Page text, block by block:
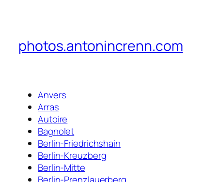
photos.antonincrenn.com
Anvers
Arras
Autoire
Bagnolet
Berlin-Friedrichshain
Berlin-Kreuzberg
Berlin-Mitte
Berlin-Prenzlauerberg